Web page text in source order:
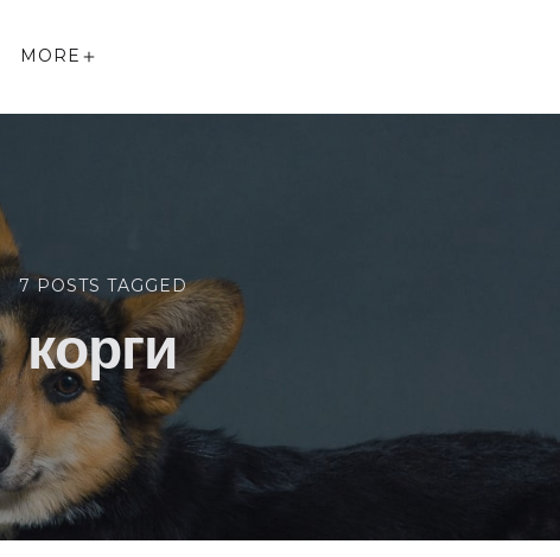
MORE
7 POSTS TAGGED
корги